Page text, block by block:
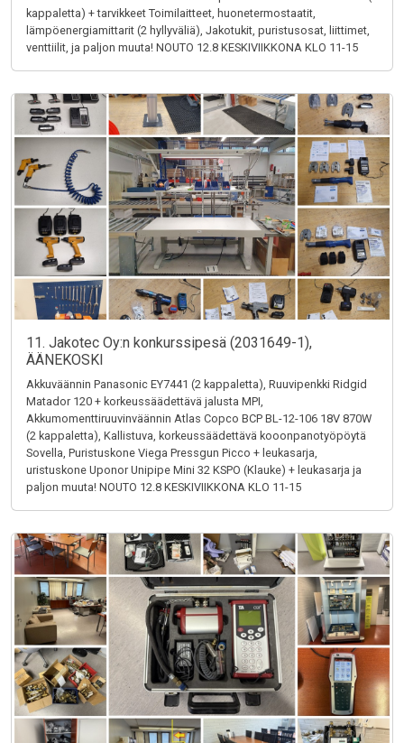
kappaletta) + tarvikkeet Toimilaitteet, huonetermostaatit,
lämpöenergiamittarit (2 hyllyväliä), Jakotukit, puristusosat, liittimet,
venttiilit, ja paljon muuta! NOUTO 12.8 KESKIVIIKKONA KLO 11-15
11. Jakotec Oy:n konkurssipesä (2031649-1),
ÄÄNEKOSKI
Akkuväännin Panasonic EY7441 (2 kappaletta), Ruuvipenkki Ridgid
Matador 120 + korkeussäädettävä jalusta MPI,
Akkumomenttiruuvinväännin Atlas Copco BCP BL-12-106 18V 870W
(2 kappaletta), Kallistuva, korkeussäädettävä kooonpanotyöpöytä
Sovella, Puristuskone Viega Pressgun Picco + leukasarja,
uristuskone Uponor Unipipe Mini 32 KSPO (Klauke) + leukasarja ja
paljon muuta! NOUTO 12.8 KESKIVIIKKONA KLO 11-15